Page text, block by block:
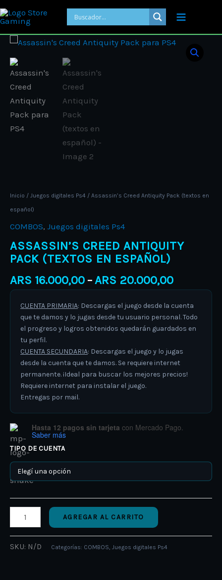
Ir
al
contenido
Inicio / Juegos digitales Ps4 / Assassin’s Creed Antiquity Pack (textos en
español)
COMBOS, Juegos digitales Ps4
ASSASSIN’S CREED ANTIQUITY
PACK (TEXTOS EN ESPAÑOL)
ARS 16.000,00 –ARS 20.000,00
Price
range:
CUENTA PRIMARIA: Descargas el juego desde la cuenta
que te damos y lo jugas desde tu usuario personal. Todo
el progreso y logros obtenidos quedarán guardados en
tu perfil.
CUENTA SECUNDARIA: Descargas el juego y lo jugas
desde la cuenta que te damos. Se requiere internet
permanente. ¡Ideal para buscar los mejores precios!
Requiere internet para instalar el juego.
Entregas por mail.
Hasta 12 pagos sin tarjeta con Mercado Pago.
Saber más
TIPO DE CUENTA
Assassin's
Creed
Antiquity
Pack
(textos
en
español)
AGREGAR AL CARRITO
SKU: N/D Categorías: COMBOS, Juegos digitales Ps4